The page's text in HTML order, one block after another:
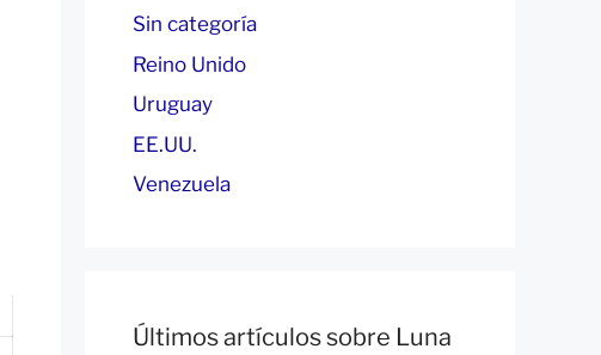
Sin categoría
Reino Unido
Uruguay
EE.UU.
Venezuela
Últimos artículos sobre Luna